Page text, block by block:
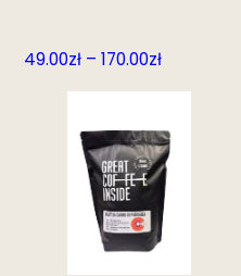
49.00zł – 170.00złZakres
49.00zł
do
170.00zł